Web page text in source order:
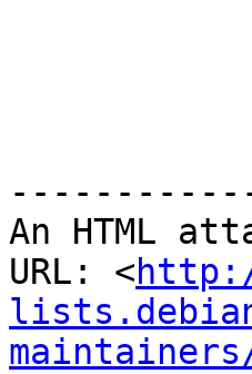
An HTML
URL: <